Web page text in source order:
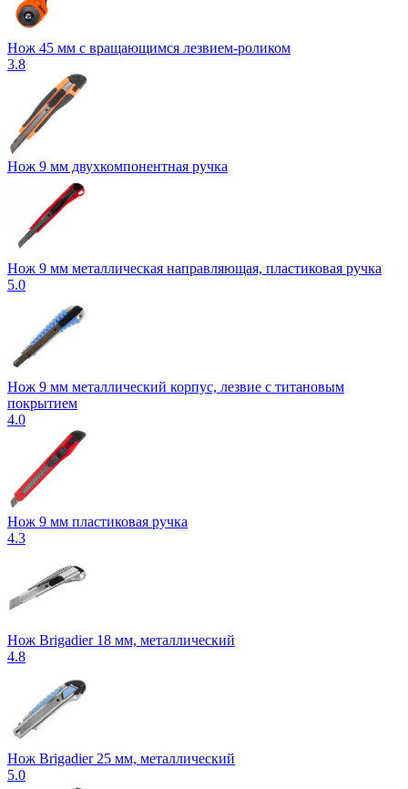
Нож 45 мм с вращающимся лезвием-роликом
3.8
Нож 9 мм двухкомпонентная ручка
Нож 9 мм металлическая направляющая, пластиковая ручка
5.0
Нож 9 мм металлический корпус, лезвие с титановым
покрытием
4.0
Нож 9 мм пластиковая ручка
4.3
Нож Brigadier 18 мм, металлический
4.8
Нож Brigadier 25 мм, металлический
5.0